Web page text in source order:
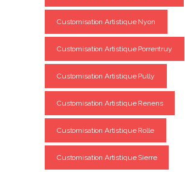
Customisation Artistique Nyon
Customisation Artistique Porrentruy
Customisation Artistique Pully
Customisation Artistique Renens
Customisation Artistique Rolle
Customisation Artistique Sierre